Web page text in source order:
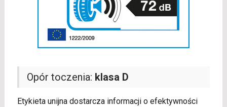
Opór toczenia: klasa D
Etykieta unijna dostarcza informacji o efektywności